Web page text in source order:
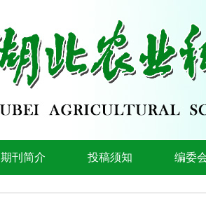
期刊简介 投稿须知 编委